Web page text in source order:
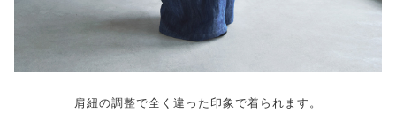
肩紐の調整で全く違った印象で着られます。